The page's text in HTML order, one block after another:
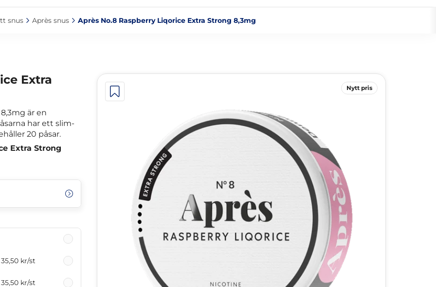
snus‎ Après snus‎ Après No.8 Raspberry Liqorice Extra Strong 8,3mg‎
Nytt pris
Extra
är en
har ett slim-
20 påsar.
Extra Strong
35,50 kr/st
35,50 kr/st